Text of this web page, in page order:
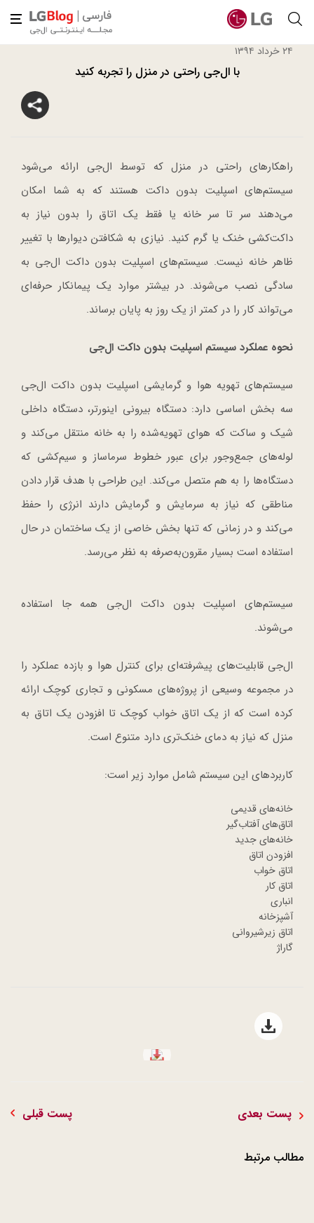
۲۴ خرداد ۱۳۹۴
با ال‌جی راحتی در منزل را تجربه کنید
راهکارهای راحتی در منزل که توسط ال‌جی ارائه می‌شود
سیستم‌های اسپلیت بدون داکت هستند که به شما امکان
می‌دهند سر تا سر خانه یا فقط یک اتاق را بدون نیاز به
داکت‌کشی خنک یا گرم کنید. نیازی به شکافتن دیوارها با تغییر
ظاهر خانه نیست. سیستم‌های اسپلیت بدون داکت ال‌جی به
سادگی نصب می‌شوند. در بیشتر موارد یک پیمانکار حرفه‌ای
می‌تواند کار را در کمتر از یک روز به پایان برساند.
نحوه عملکرد سیستم اسپلیت بدون داکت ال‌جی
سیستم‌های تهویه هوا و گرمایشی اسپلیت بدون داکت ال‌جی
سه بخش اساسی دارد: دستگاه بیرونی اینورتر، دستگاه داخلی
شیک و ساکت که هوای تهویه‌شده را به خانه منتقل می‌کند و
لوله‌های جمع‌وجور برای عبور خطوط سرماساز و سیم‌کشی که
دستگاه‌ها را به هم متصل می‌کند. این طراحی با هدف قرار دادن
مناطقی که نیاز به سرمایش و گرمایش دارند انرژی را حفظ
می‌کند و در زمانی که تنها بخش خاصی از یک ساختمان در حال
استفاده است بسیار مقرون‌به‌صرفه به نظر می‌رسد.
سیستم‌های اسپلیت بدون داکت ال‌جی همه جا استفاده
می‌شوند.
ال‌جی قابلیت‌های پیشرفته‌ای برای کنترل هوا و بازده عملکرد را
در مجموعه وسیعی از پروژه‌های مسکونی و تجاری کوچک ارائه
کرده است که از یک اتاق خواب کوچک تا افزودن یک اتاق به
منزل که نیاز به دمای خنک‌تری دارد متنوع است.
کاربردهای این سیستم شامل موارد زیر است:
خانه‌های قدیمی
اتاق‌های آفتاب‌گیر
خانه‌های جدید
افزودن اتاق
اتاق خواب
اتاق کار
انباری
آشپزخانه
اتاق زیرشیروانی
گاراژ
Open file download list
پست قبلی پست بعدی
مطالب مرتبط